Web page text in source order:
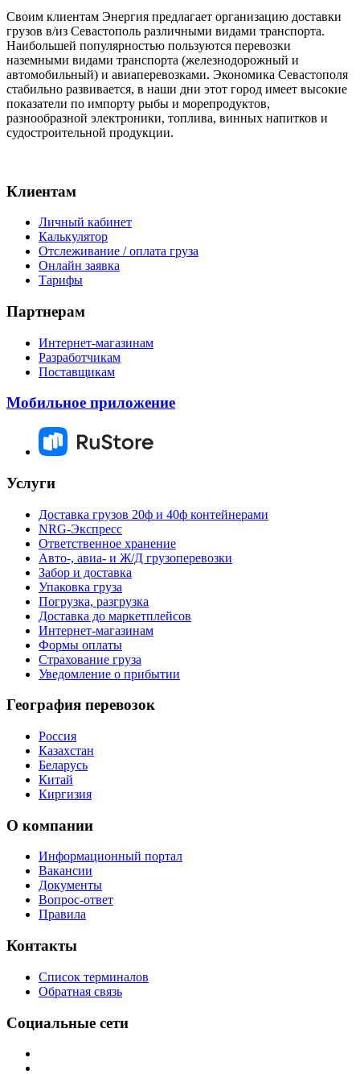
Своим клиентам Энергия предлагает организацию доставки
грузов в/из Севастополь различными видами транспорта.
Наибольшей популярностью пользуются перевозки
наземными видами транспорта (железнодорожный и
автомобильный) и авиаперевозками. Экономика Севастополя
стабильно развивается, в наши дни этот город имеет высокие
показатели по импорту рыбы и морепродуктов,
разнообразной электроники, топлива, винных напитков и
судостроительной продукции.
Клиентам
Личный кабинет
Калькулятор
Отслеживание / оплата груза
Онлайн заявка
Тарифы
Партнерам
Интернет-магазинам
Разработчикам
Поставщикам
Мобильное приложение
Услуги
Доставка грузов 20ф и 40ф контейнерами
NRG-Экспресс
Ответственное хранение
Авто-, авиа- и Ж/Д грузоперевозки
Забор и доставка
Упаковка груза
Погрузка, разгрузка
Доставка до маркетплейсов
Интернет-магазинам
Формы оплаты
Страхование груза
Уведомление о прибытии
География перевозок
Россия
Казахстан
Беларусь
Китай
Киргизия
О компании
Информационный портал
Вакансии
Документы
Вопрос-ответ
Правила
Контакты
Список терминалов
Обратная связь
Социальные сети